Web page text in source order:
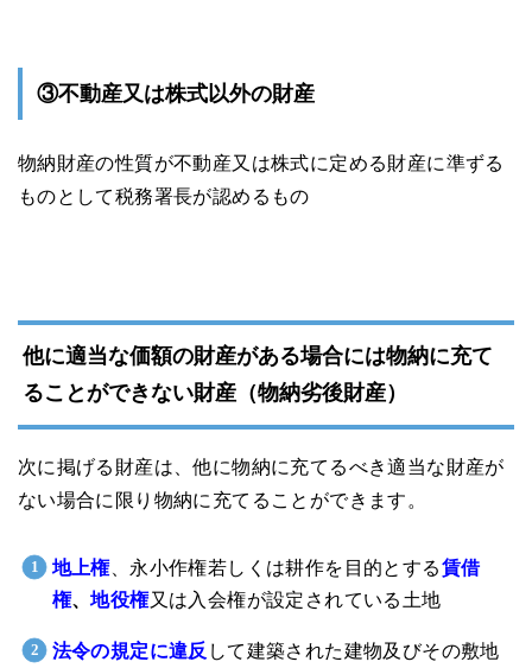
③不動産又は株式以外の財産
物納財産の性質が不動産又は株式に定める財産に準ずる
ものとして税務署長が認めるもの
他に適当な価額の財産がある場合には物納に充て
ることができない財産（物納劣後財産）
次に掲げる財産は、他に物納に充てるべき適当な財産が
ない場合に限り物納に充てることができます。
地上権、永小作権若しくは耕作を目的とする賃借
権、地役権又は入会権が設定されている土地
法令の規定に違反 して建築された建物及びその敷地